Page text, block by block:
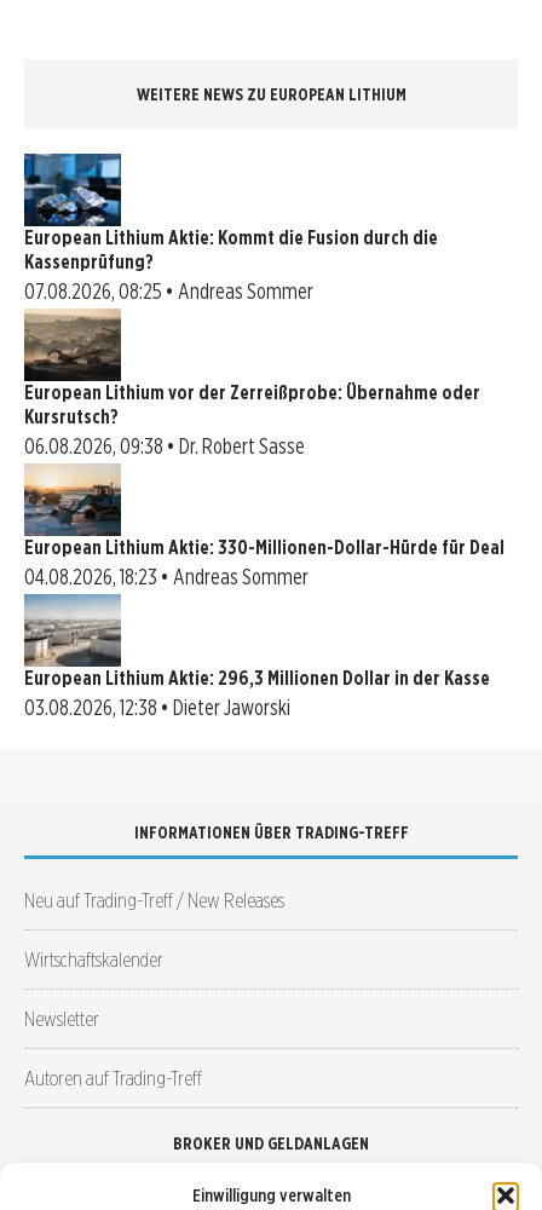
Einwilligung verwalten
WEITERE NEWS ZU EUROPEAN LITHIUM
European Lithium Aktie: Kommt die Fusion durch die
Kassenprüfung?
07.08.2026, 08:25 • Andreas Sommer
European Lithium vor der Zerreißprobe: Übernahme oder
Kursrutsch?
06.08.2026, 09:38 • Dr. Robert Sasse
European Lithium Aktie: 330-Millionen-Dollar-Hürde für Deal
04.08.2026, 18:23 • Andreas Sommer
European Lithium Aktie: 296,3 Millionen Dollar in der Kasse
03.08.2026, 12:38 • Dieter Jaworski
INFORMATIONEN ÜBER TRADING-TREFF
Neu auf Trading-Treff / New Releases
Wirtschaftskalender
Newsletter
Autoren auf Trading-Treff
BROKER UND GELDANLAGEN